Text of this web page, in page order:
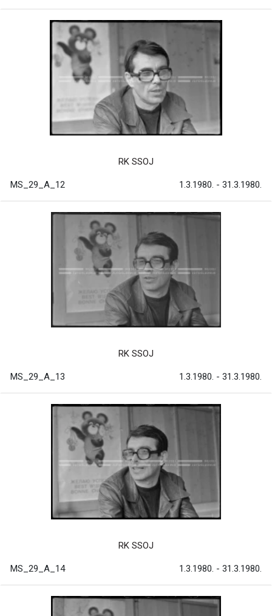
RK SSOJ
MS_29_A_12 1.3.1980. - 31.3.1980.
RK SSOJ
MS_29_A_13 1.3.1980. - 31.3.1980.
RK SSOJ
MS_29_A_14 1.3.1980. - 31.3.1980.